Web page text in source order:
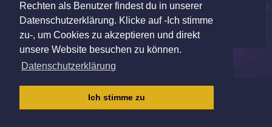
Rechten als Benutzer findest du in unserer
Datenschutzerklärung. Klicke auf -Ich stimme
zu-, um Cookies zu akzeptieren und direkt
unsere Website besuchen zu können.
Datenschutzerklärung
Ich stimme zu
Wohnort
Dortmund, Germany
|AGB|DATENSCHUTZ
KINDERSCHUTZRICHTLINIE